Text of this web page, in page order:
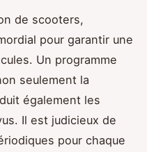
de scooters,
pour garantir une
Un programme
seulement la
également les
Il est judicieux de
pour chaque